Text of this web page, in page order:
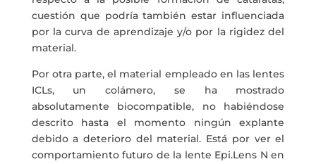
cuestión que podría también estar influenciada
por la curva de aprendizaje y/o por la rigidez del
material.
Por otra parte, el material empleado en las lentes
ICLs, un colámero, se ha mostrado
absolutamente biocompatible, no habiéndose
descrito hasta el momento ningún explante
debido a deterioro del material. Está por ver el
comportamiento futuro de la lente Epi.Lens N en